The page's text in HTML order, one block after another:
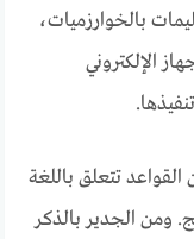
بالخوارزميات،
الإلكتروني
تتعلق باللغة
ومن الجدير بالذكر